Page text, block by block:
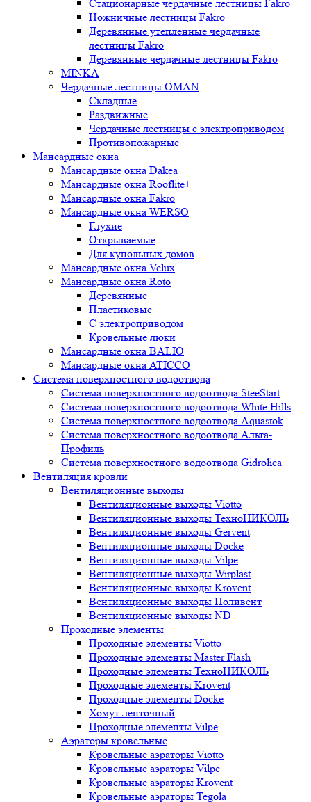
Стационарные чердачные лестницы Fakro
Ножничные лестницы Fakro
Деревянные утепленные чердачные
лестницы Fakro
Деревянные чердачные лестницы Fakro
MINKA
Чердачные лестницы OMAN
Складные
Раздвижные
Чердачные лестницы с электроприводом
Противопожарные
Мансардные окна
Мансардные окна Dakea
Мансардные окна Rooflite+
Мансардные окна Fakro
Мансардные окна WERSO
Глухие
Открываемые
Для купольных домов
Мансардные окна Velux
Мансардные окна Roto
Деревянные
Пластиковые
С электроприводом
Кровельные люки
Мансардные окна BALIO
Мансардные окна ATICCO
Система поверхностного водоотвода
Система поверхностного водоотвода SteeStart
Система поверхностного водоотвода White Hills
Система поверхностного водоотвода Aquastok
Система поверхностного водоотвода Альта-
Профиль
Система поверхностного водоотвода Gidrolica
Вентиляция кровли
Вентиляционные выходы
Вентиляционные выходы Viotto
Вентиляционные выходы ТехноНИКОЛЬ
Вентиляционные выходы Gervent
Вентиляционные выходы Docke
Вентиляционные выходы Vilpe
Вентиляционные выходы Wirplast
Вентиляционные выходы Krovent
Вентиляционные выходы Поливент
Вентиляционные выходы ND
Проходные элементы
Проходные элементы Viotto
Проходные элементы Master Flash
Проходные элементы ТехноНИКОЛЬ
Проходные элементы Krovent
Проходные элементы Docke
Хомут ленточный
Проходные элементы Vilpe
Аэраторы кровельные
Кровельные аэраторы Viotto
Кровельные аэраторы Vilpe
Кровельные аэраторы Krovent
Кровельные аэраторы Tegola